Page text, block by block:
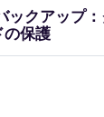
ックアップ
の保護